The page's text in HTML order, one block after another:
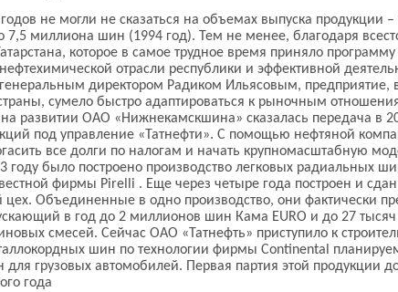
не могли не сказаться на объемах выпуска продукции
7,5 миллиона шин (1994 год). Тем не менее, благодаря
которое в самое трудное время приняло программу
отрасли республики и эффективной
директором Радиком Ильясовым, предприятие,
сумело быстро адаптироваться к рыночным
развитии ОАО «Нижнекамскшина» сказалась передача в
под управление «Татнефти». С помощью нефтяной
все долги по налогам и начать крупномасштабную
году было построено производство легковых радиальных
фирмы Pirelli . Еще через четыре года построен и сдан
цех. Объединенные в одно производство, они фактически
в год до 2 миллионов шин Кама EURO и до 27 тысяч
смесей. Сейчас ОАО «Татнефть» приступило к
шин по технологии фирмы Continental
грузовых автомобилей. Первая партия этой продукции
года